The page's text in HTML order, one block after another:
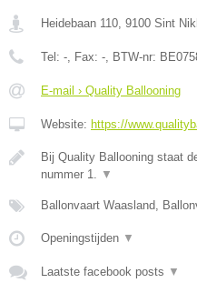
Heidebaan 110, 9100 Sint
Tel: -, Fax: -, BTW-nr:
E-mail › Quality Ballooning
Website: https://
Bij Quality Ballooning staat
nummer 1. ▼
Ballonvaart Waasland,
Openingstijden ▼
Laatste facebook posts ▼